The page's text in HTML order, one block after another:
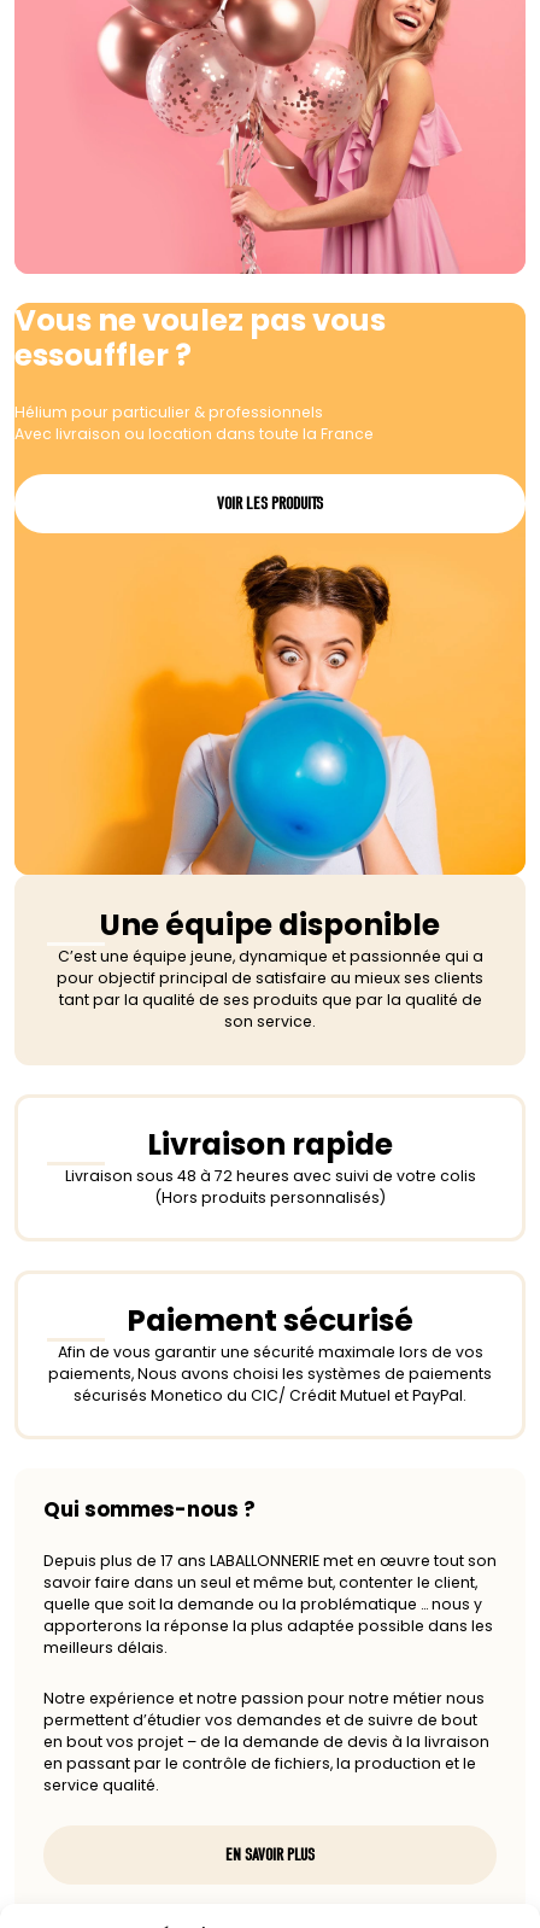
Vous ne voulez pas vous
essouffler ?
Hélium pour particulier & professionnels
Avec livraison ou location dans toute la France
VOIR LES PRODUITS
Une équipe disponible
C’est une équipe jeune, dynamique et passionnée qui a
pour objectif principal de satisfaire au mieux ses clients
tant par la qualité de ses produits que par la qualité de
son service.
Livraison rapide
Livraison sous 48 à 72 heures avec suivi de votre colis
(Hors produits personnalisés)
Paiement sécurisé
Afin de vous garantir une sécurité maximale lors de vos
paiements, Nous avons choisi les systèmes de paiements
sécurisés Monetico du CIC/ Crédit Mutuel et PayPal.
Qui sommes-nous ?
Depuis plus de 17 ans LABALLONNERIE met en œuvre tout son
savoir faire dans un seul et même but, contenter le client,
quelle que soit la demande ou la problématique … nous y
apporterons la réponse la plus adaptée possible dans les
meilleurs délais.
Notre expérience et notre passion pour notre métier nous
permettent d’étudier vos demandes et de suivre de bout
en bout vos projet – de la demande de devis à la livraison
en passant par le contrôle de fichiers, la production et le
service qualité.
EN SAVOIR PLUS